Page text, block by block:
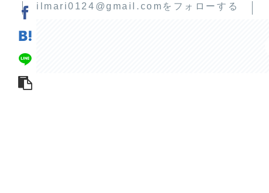
ilmari0124@gmail.comをフォローする